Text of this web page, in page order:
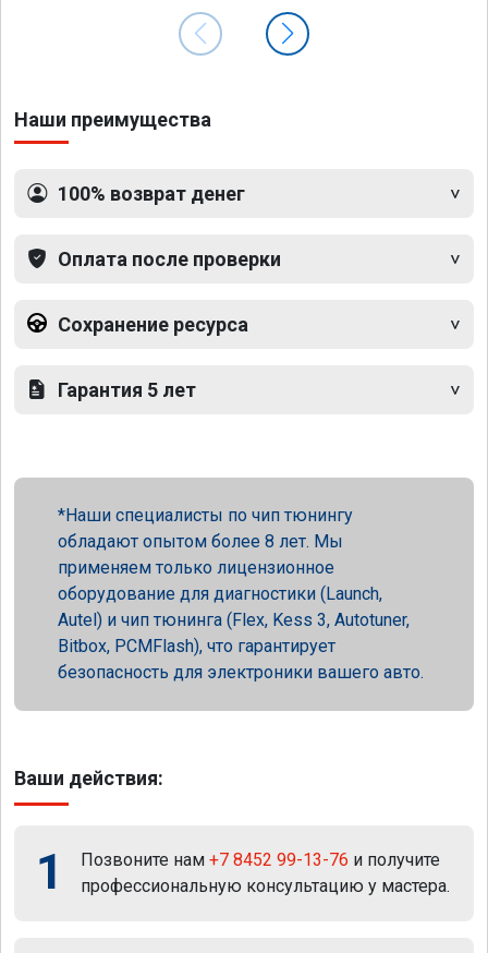
Наши преимущества
100% возврат денег
Оплата после проверки
Сохранение ресурса
Гарантия 5 лет
Наши специалисты по чип тюнингу
обладают опытом более 8 лет. Мы
применяем только лицензионное
оборудование для диагностики (Launch,
Autel) и чип тюнинга (Flex, Kess 3, Autotuner,
Bitbox, PCMFlash), что гарантирует
безопасность для электроники вашего авто.
Ваши действия:
1 Позвоните нам +7 8452 99-13-76 и получите
профессиональную консультацию у мастера.